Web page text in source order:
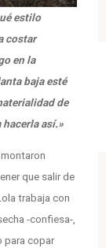
estilo
costar
en la
baja esté
de
hacerla así.»
que salir de
trabaja con
-confiesa-,
para copar